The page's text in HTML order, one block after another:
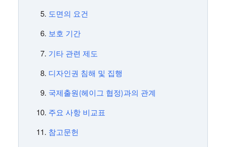
도면의 요건
보호 기간
기타 관련 제도
디자인권 침해 및 집행
국제출원(헤이그 협정)과의 관계
주요 사항 비교표
참고문헌